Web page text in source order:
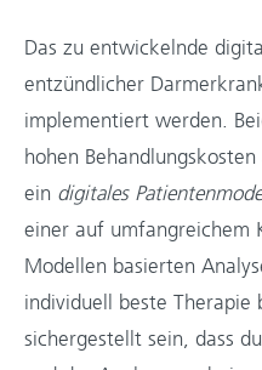
Das zu entwickelnde
entzündlicher
implementiert werden.
hohen
ein digitales
einer auf umfangreichem
Modellen basierten
individuell beste
sichergestellt sein, dass